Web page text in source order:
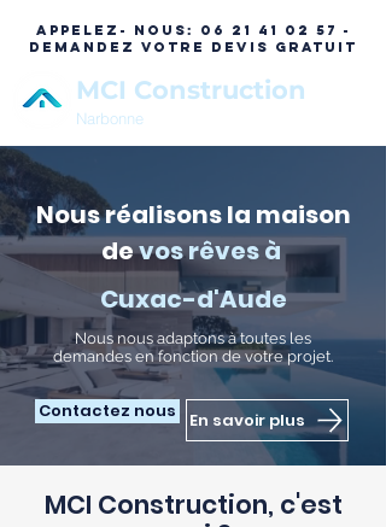
APPELEZ- NOUS:
06 21 41 02 57 -
DEMANDEZ VOTRE DEVIS GRATUIT
MCI Construction
Narbonne
Nous réalisons la maison
devos rêves à
Cuxac-d'Aude
Nous nous adaptons à toutes les
demandes en fonction de votre projet.
Contactez nous En savoir plus
MCI Construction, c'est